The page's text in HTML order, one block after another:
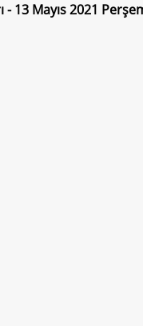
- 13 Mayıs 2021